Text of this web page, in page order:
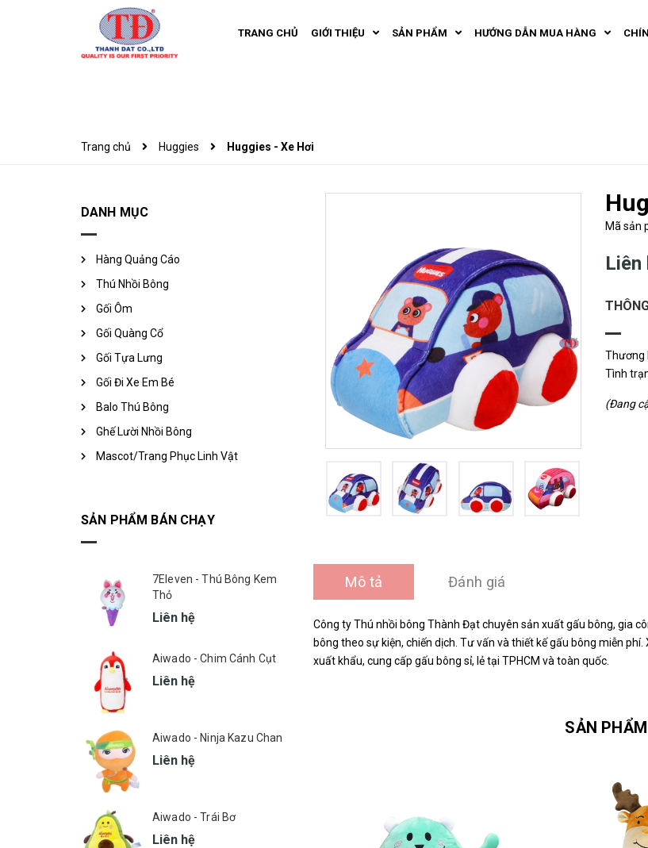
TRANG CHỦ GIỚI THIỆU SẢN PHẨM HƯỚNG DẪN MUA HÀNG
Trang chủ Huggies Huggies - Xe Hơi
Mã sản
Liên
Thương
Tình
(Đang
Mô tả Đánh giá
Công ty Thú nhồi bông Thành Đạt chuyên sản xuất gấu bông, gia
bông theo sự kiện, chiến dịch. Tư vấn và thiết kế gấu bông miễn
xuất khẩu, cung cấp gấu bông sỉ, lẻ tại TPHCM và toàn quốc.
SẢN
DANH MỤC
Hàng Quảng Cáo
Thú Nhồi Bông
Gối Ôm
Gối Quàng Cổ
Gối Tựa Lưng
Gối Đi Xe Em Bé
Balo Thú Bông
Ghế Lười Nhồi Bông
Mascot/Trang Phục Linh Vật
SẢN PHẨM BÁN CHẠY
7Eleven - Thú Bông Kem
Thỏ
Liên hệ
Aiwado - Chim Cánh Cụt
Liên hệ
Aiwado - Ninja Kazu Chan
Liên hệ
Aiwado - Trái Bơ
Liên hệ